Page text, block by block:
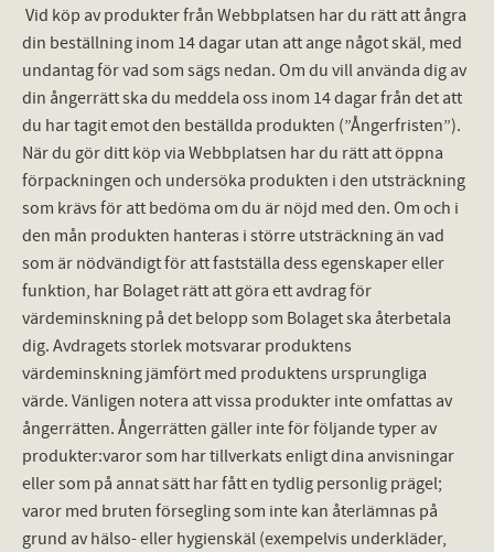
Vid köp av produkter från Webbplatsen har du rätt att ångra
din beställning inom 14 dagar utan att ange något skäl, med
undantag för vad som sägs nedan. Om du vill använda dig av
din ångerrätt ska du meddela oss inom 14 dagar från det att
du har tagit emot den beställda produkten (”Ångerfristen”).
När du gör ditt köp via Webbplatsen har du rätt att öppna
förpackningen och undersöka produkten i den utsträckning
som krävs för att bedöma om du är nöjd med den. Om och i
den mån produkten hanteras i större utsträckning än vad
som är nödvändigt för att fastställa dess egenskaper eller
funktion, har Bolaget rätt att göra ett avdrag för
värdeminskning på det belopp som Bolaget ska återbetala
dig. Avdragets storlek motsvarar produktens
värdeminskning jämfört med produktens ursprungliga
värde. Vänligen notera att vissa produkter inte omfattas av
ångerrätten. Ångerrätten gäller inte för följande typer av
produkter:varor som har tillverkats enligt dina anvisningar
eller som på annat sätt har fått en tydlig personlig prägel;
varor med bruten försegling som inte kan återlämnas på
grund av hälso- eller hygienskäl (exempelvis underkläder,